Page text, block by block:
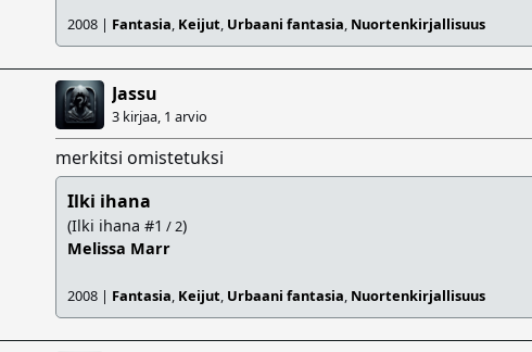
2008 | Fantasia, Keijut, Urbaani fantasia, Nuortenkirjallisuus
Jassu
3 kirjaa, 1 arvio
merkitsi omistetuksi
Ilki ihana
(Ilki ihana #1 / 2)
Melissa Marr
2008 | Fantasia, Keijut, Urbaani fantasia, Nuortenkirjallisuus